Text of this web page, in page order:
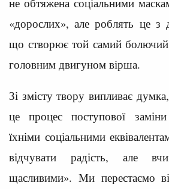
«дорослих», але роблять це з
що створює той самий болючий
головним двигуном вірша.
Зі змісту твору випливає
це процес поступової
їхніми соціальними
відчувати радість, але
щасливими». Ми перестаємо